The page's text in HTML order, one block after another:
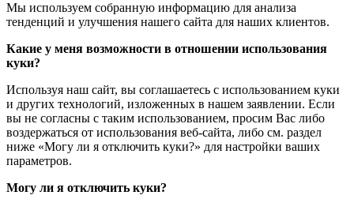
Мы используем собранную информацию для анализа
тенденций и улучшения нашего сайта для наших клиентов.
Какие у меня возможности в отношении использования
куки?
Используя наш сайт, вы соглашаетесь с использованием куки
и других технологий, изложенных в нашем заявлении. Если
вы не согласны с таким использованием, просим Вас либо
воздержаться от использования веб-сайта, либо см. раздел
ниже «Могу ли я отключить куки?» для настройки ваших
параметров.
Могу ли я отключить куки?